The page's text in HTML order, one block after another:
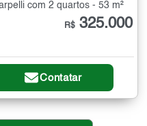
com 2 quartos - 53 m²
R$ 325.000
Contatar